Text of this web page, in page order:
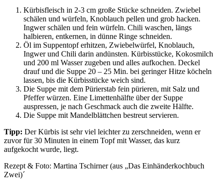
Kürbisfleisch in 2-3 cm große Stücke schneiden. Zwiebel
schälen und würfeln, Knoblauch pellen und grob hacken.
Ingwer schälen und fein würfeln. Chili waschen, längs
halbieren, entkernen, in dünne Ringe schneiden.
Öl im Suppentopf erhitzen, Zwiebelwürfel, Knoblauch,
Ingwer und Chili darin andünsten. Kürbisstücke, Kokosmilch
und 200 ml Wasser zugeben und alles aufkochen. Deckel
drauf und die Suppe 20 – 25 Min. bei geringer Hitze köcheln
lassen, bis die Kürbisstücke weich sind.
Die Suppe mit dem Pürierstab fein pürieren, mit Salz und
Pfeffer würzen. Eine Limettenhälfte über der Suppe
auspressen, je nach Geschmack auch die zweite Hälfte.
Die Suppe mit Mandelblättchen bestreut servieren.
Tipp: Der Kürbis ist sehr viel leichter zu zerschneiden, wenn er
zuvor für 30 Minuten in einem Topf mit Wasser, das kurz
aufgekocht wurde, liegt.
Rezept & Foto: Martina Tschirner (aus „Das Einhänderkochbuch
Zwei)´